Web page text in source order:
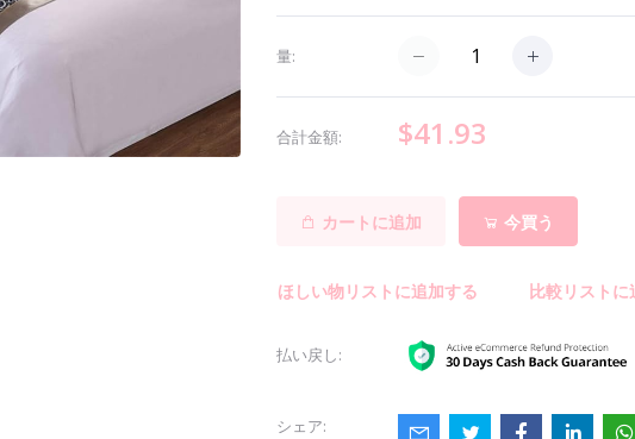
量:
合計金額: $41.93
カートに追加 今買う
ほしい物リストに追加する 比較リストに
払い戻し:
シェア: